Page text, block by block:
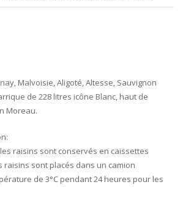
Malvoisie, Aligoté, Altesse, Sauvignon
de 228 litres icône Blanc, haut de
Moreau.
raisins sont conservés en caissettes
raisins sont placés dans un camion
de 3°C pendant 24 heures pour les